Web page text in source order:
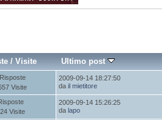
/Visite Ultimo post
Visite
2009-09-14 18:27:50
dail mietitore
Visite
2009-09-14 15:26:25
dalapo